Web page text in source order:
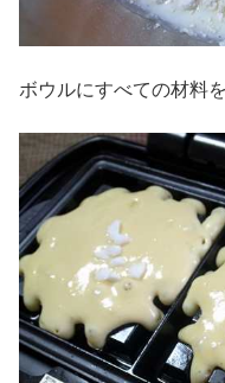
ボウルにすべての材料